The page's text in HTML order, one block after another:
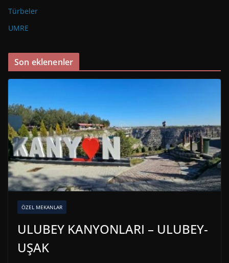
Türbeler
UMRE
Son eklenenler
ÖZEL MEKANLAR
ULUBEY KANYONLARI – ULUBEY-
UŞAK